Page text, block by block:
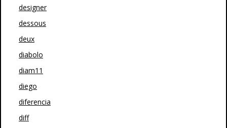
designer
dessous
deux
diabolo
diam11
diego
diferencia
diff